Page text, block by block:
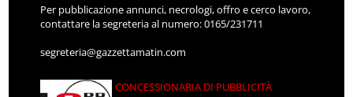
Per pubblicazione annunci, necrologi, offro e cerco lavoro,
contattare la segreteria al numero: 0165/231711
segreteria@gazzettamatin.com
CONCESSIONARIA DI PUBBLICITÀ